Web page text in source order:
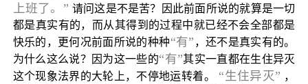
上班了。” 请问这是不是苦？因此前面所说的就算是一切
都是真实有的，而从其得到的过程中就已经不会全部都是
快乐的，更何况前面所说的种种“有” ，还不是真实有的。
为什么这么说？因为这一些的“有”其实一直都在生住异灭
这个现象法界的大轮上，不停地运转着。
“生住异灭” ，